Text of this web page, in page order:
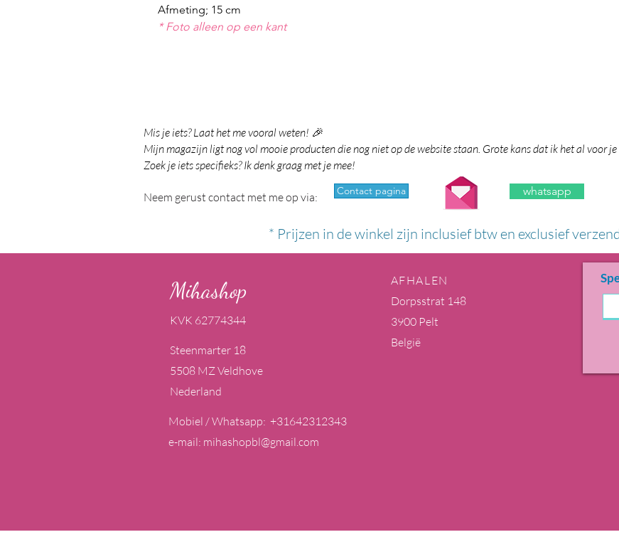
Afmeting; 15 cm
* Foto alleen op een kant
Mis je iets? Laat het me vooral weten! 🎉
Mijn magazijn ligt nog vol mooie producten die nog niet op de website staan. Grote kans dat ik het al voor je
Zoek je iets specifieks? Ik denk graag met je mee!
Neem gerust contact met me op via: Contact pagina whatsapp
* Prijzen in de winkel zijn inclusief btw en exclusief
Mihashop
KVK 62774344
Steenmarter 18
5508 MZ Veldhove
Nederland
Mobiel / Whatsapp: +31642312343
e-mail: mihashopbl@gmail.com
AFHALEN
Dorpsstrat 148
3900 Pelt
België